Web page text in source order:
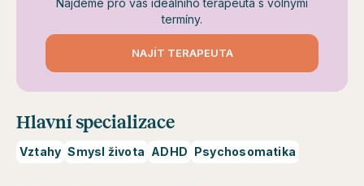
Najdeme pro vás ideálního terapeuta s volnými
termíny.
NAJÍT TERAPEUTA
Hlavní specializace
Vztahy Smysl života ADHD Psychosomatika